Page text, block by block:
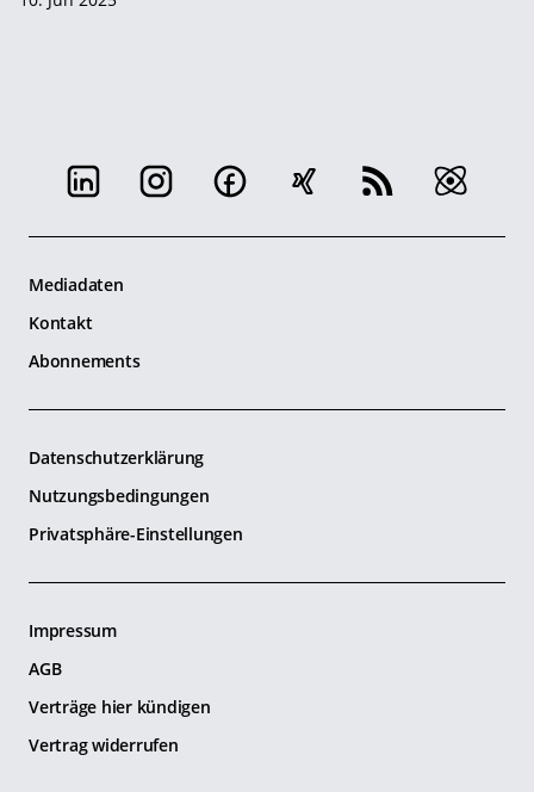
Mediadaten
Kontakt
Abonnements
Datenschutzerklärung
Nutzungsbedingungen
Privatsphäre-Einstellungen
Impressum
AGB
Verträge hier kündigen
Vertrag widerrufen